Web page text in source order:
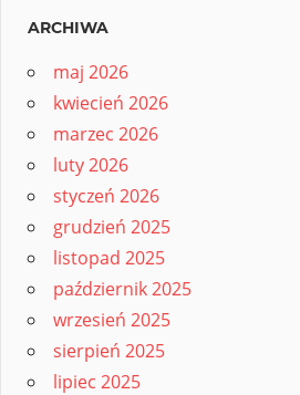
ARCHIWA
maj 2026
kwiecień 2026
marzec 2026
luty 2026
styczeń 2026
grudzień 2025
listopad 2025
październik 2025
wrzesień 2025
sierpień 2025
lipiec 2025